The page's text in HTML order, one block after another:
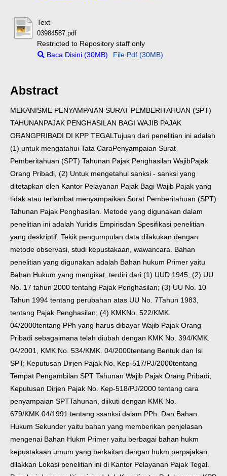
Text
03984587.pdf
Restricted to Repository staff only
Baca Disini (30MB)
File Pdf (30MB)
Abstract
MEKANISME PENYAMPAIAN SURAT PEMBERITAHUAN (SPT)
TAHUNANPAJAK PENGHASILAN BAGI WAJIB PAJAK
ORANGPRIBADI DI KPP TEGAL Tujuan dari penelitian ini adalah
(1) untuk mengatahui Tata CaraPenyampaian Surat
Pemberitahuan (SPT) Tahunan Pajak Penghasilan WajibPajak
Orang Pribadi, (2) Untuk mengetahui sanksi - sanksi yang
ditetapkan oleh Kantor Pelayanan Pajak Bagi Wajib Pajak yang
tidak atau terlambat menyampaikan Surat Pemberitahuan (SPT)
Tahunan Pajak Penghasilan. Metode yang digunakan dalam
penelitian ini adalah Yuridis Empirisdan Spesifikasi penelitian
yang deskriptif. Tekik pengumpulan data dilakukan dengan
metode observasi, studi kepustakaan, wawancara. Bahan
penelitian yang digunakan adalah Bahan hukum Primer yaitu
Bahan Hukum yang mengikat, terdiri dari (1) UUD 1945; (2) UU
No. 17 tahun 2000 tentang Pajak Penghasilan; (3) UU No. 10
Tahun 1994 tentang perubahan atas UU No. 7Tahun 1983,
tentang Pajak Penghasilan; (4) KMKNo. 522/KMK.
04/2000tentang PPh yang harus dibayar Wajib Pajak Orang
Pribadi sebagaimana telah diubah dengan KMK No. 394/KMK.
04/2001, KMK No. 534/KMK. 04/2000tentang Bentuk dan Isi
SPT; Keputusan Dirjen Pajak No. Kep-517/PJ/2000tentang
Tempat Pengambilan SPT Tahunan Wajib Pajak Orang Pribadi,
Keputusan Dirjen Pajak No. Kep-518/PJ/2000 tentang cara
penyampaian SPTTahunan, diikuti dengan KMK No.
679/KMK.04/1991 tentang ssanksi dalam PPh. Dan Bahan
Hukum Sekunder yaitu bahan yang memberikan penjelasan
mengenai Bahan Hukm Primer yaitu berbagai bahan hukm
kepustakaan umum yang berkaitan dengan hukm perpajakan.
dilakkan Lokasi penelitian ini di Kantor Pelayanan Pajak Tegal.